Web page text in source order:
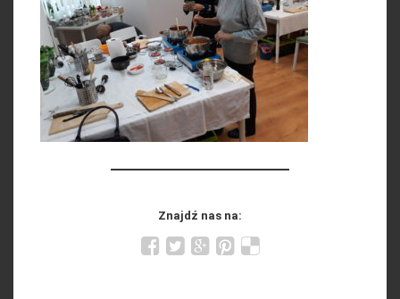
Znajdź nas na: